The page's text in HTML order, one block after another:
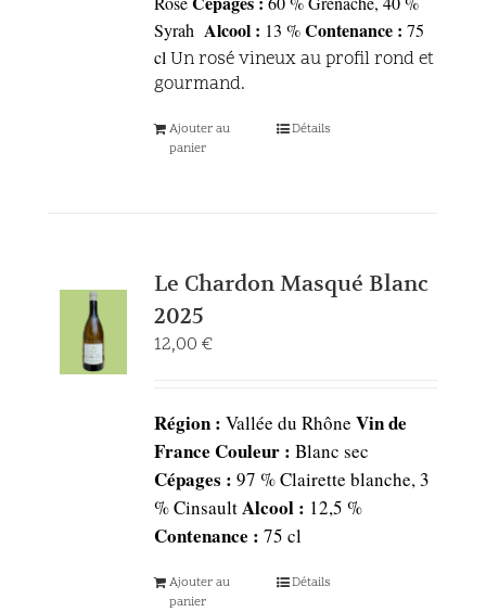
Syrah Alcool : 13 % Contenance : 75
cl Un rosé vineux au profil rond et
gourmand.
Ajouter au
panier
Détails
Le Chardon Masqué Blanc
2025
12,00 €
Région : Vallée du Rhône Vin de
France Couleur : Blanc sec
Cépages : 97 % Clairette blanche, 3
% CinsaultAlcool : 12,5 %
Contenance : 75 cl
Ajouter au
panier
Détails